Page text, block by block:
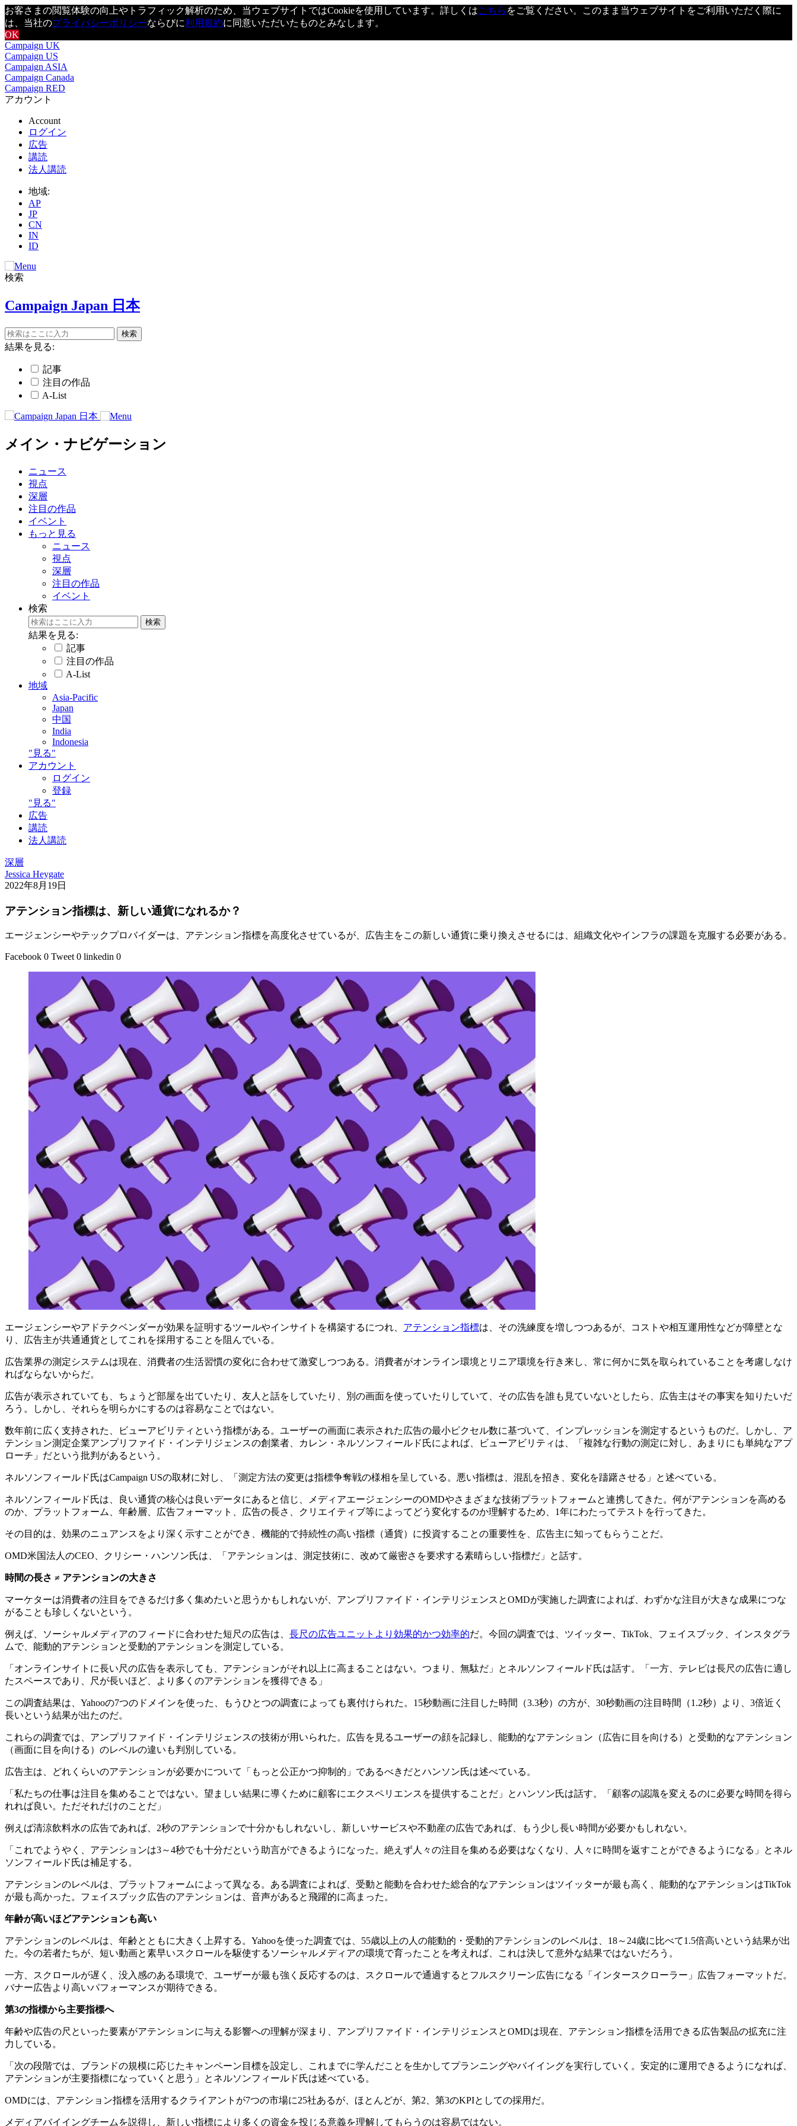
お客さまの閲覧体験の向上やトラフィック解析のため、当ウェブサイトではCookieを使用しています。詳しくはこちら をご覧ください。このまま当ウェブサイトをご利用いただく際に
は、当社のプライバシーポリシーならびに利用規約に同意いただいたものとみなします。
OK
Campaign UK
Campaign US
Campaign ASIA
Campaign Canada
Campaign RED
アカウント
Account
ログイン
広告
講読
法人講読
地域:
AP
JP
CN
IN
ID
検索
Campaign Japan 日本
結果を見る:
記事
注目の作品
A-List
メイン・ナビゲーション
ニュース
視点
深層
注目の作品
イベント
もっと見る
ニュース
視点
深層
注目の作品
イベント
検索
結果を見る:
記事
注目の作品
A-List
地域
Asia-Pacific
Japan
中国
India
Indonesia
"見る"
アカウント
ログイン
登録
"見る"
広告
講読
法人講読
深層
Jessica Heygate
2022年8月19日
アテンション指標は、新しい通貨になれるか？
エージェンシーやテックプロバイダーは、アテンション指標を高度化させているが、広告主をこの新しい通貨に乗り換えさせるには、組織文化やインフラの課題を克服する必要がある。
Facebook 0 Tweet 0 linkedin 0
エージェンシーやアドテクベンダーが効果を証明するツールやインサイトを構築するにつれ、 アテンション指標は、その洗練度を増しつつあるが、コストや相互運用性などが障壁とな
り、広告主が共通通貨としてこれを採用することを阻んでいる。
広告業界の測定システムは現在、消費者の生活習慣の変化に合わせて激変しつつある。消費者がオンライン環境とリニア環境を行き来し、常に何かに気を取られていることを考慮しなけ
ればならないからだ。
広告が表示されていても、ちょうど部屋を出ていたり、友人と話をしていたり、別の画面を使っていたりしていて、その広告を誰も見ていないとしたら、広告主はその事実を知りたいだ
ろう。しかし、それらを明らかにするのは容易なことではない。
数年前に広く支持された、ビューアビリティという指標がある。ユーザーの画面に表示された広告の最小ピクセル数に基づいて、インプレッションを測定するというものだ。しかし、ア
テンション測定企業アンプリファイド・インテリジェンスの創業者、カレン・ネルソンフィールド氏によれば、ビューアビリティは、「複雑な行動の測定に対し、あまりにも単純なアプ
ローチ」だという批判があるという。
ネルソンフィールド氏はCampaign USの取材に対し、「測定方法の変更は指標争奪戦の様相を呈している。悪い指標は、混乱を招き、変化を躊躇させる」と述べている。
ネルソンフィールド氏は、良い通貨の核心は良いデータにあると信じ、メディアエージェンシーのOMDやさまざまな技術プラットフォームと連携してきた。何がアテンションを高める
のか、プラットフォーム、年齢層、広告フォーマット、広告の長さ、クリエイティブ等によってどう変化するのか理解するため、1年にわたってテストを行ってきた。
その目的は、効果のニュアンスをより深く示すことができ、機能的で持続性の高い指標（通貨）に投資することの重要性を、広告主に知ってもらうことだ。
OMD米国法人のCEO、クリシー・ハンソン氏は、「アテンションは、測定技術に、改めて厳密さを要求する素晴らしい指標だ」と話す。
時間の長さ ≠ アテンションの大きさ
マーケターは消費者の注目をできるだけ多く集めたいと思うかもしれないが、アンプリファイド・インテリジェンスとOMDが実施した調査によれば、わずかな注目が大きな成果につな
がることも珍しくないという。
例えば、ソーシャルメディアのフィードに合わせた短尺の広告は、 長尺の広告ユニットより効果的かつ効率的だ。今回の調査では、ツイッター、TikTok、フェイスブック、インスタグラ
ムで、能動的アテンションと受動的アテンションを測定している。
「オンラインサイトに長い尺の広告を表示しても、アテンションがそれ以上に高まることはない。つまり、無駄だ」とネルソンフィールド氏は話す。「一方、テレビは長尺の広告に適し
たスペースであり、尺が長いほど、より多くのアテンションを獲得できる」
この調査結果は、Yahooの7つのドメインを使った、もうひとつの調査によっても裏付けられた。15秒動画に注目した時間（3.3秒）の方が、30秒動画の注目時間（1.2秒）より、3倍近く
長いという結果が出たのだ。
これらの調査では、アンプリファイド・インテリジェンスの技術が用いられた。広告を見るユーザーの顔を記録し、能動的なアテンション（広告に目を向ける）と受動的なアテンション
（画面に目を向ける）のレベルの違いも判別している。
広告主は、どれくらいのアテンションが必要かについて「もっと公正かつ抑制的」であるべきだとハンソン氏は述べている。
「私たちの仕事は注目を集めることではない。望ましい結果に導くために顧客にエクスペリエンスを提供することだ」とハンソン氏は話す。「顧客の認識を変えるのに必要な時間を得ら
れれば良い。ただそれだけのことだ」
例えば清涼飲料水の広告であれば、2秒のアテンションで十分かもしれないし、新しいサービスや不動産の広告であれば、もう少し長い時間が必要かもしれない。
「これでようやく、アテンションは3～4秒でも十分だという助言ができるようになった。絶えず人々の注目を集める必要はなくなり、人々に時間を返すことができるようになる」とネル
ソンフィールド氏は補足する。
アテンションのレベルは、プラットフォームによって異なる。ある調査によれば、受動と能動を合わせた総合的なアテンションはツイッターが最も高く、能動的なアテンションはTikTok
が最も高かった。フェイスブック広告のアテンションは、音声があると飛躍的に高まった。
年齢が高いほどアテンションも高い
アテンションのレベルは、年齢とともに大きく上昇する。Yahooを使った調査では、55歳以上の人の能動的・受動的アテンションのレベルは、18～24歳に比べて1.5倍高いという結果が出
た。今の若者たちが、短い動画と素早いスクロールを駆使するソーシャルメディアの環境で育ったことを考えれば、これは決して意外な結果ではないだろう。
一方、スクロールが遅く、没入感のある環境で、ユーザーが最も強く反応するのは、スクロールで通過するとフルスクリーン広告になる「インタースクローラー」広告フォーマットだ。
バナー広告より高いパフォーマンスが期待できる。
第3の指標から主要指標へ
年齢や広告の尺といった要素がアテンションに与える影響への理解が深まり、アンプリファイド・インテリジェンスとOMDは現在、アテンション指標を活用できる広告製品の拡充に注
力している。
「次の段階では、ブランドの規模に応じたキャンペーン目標を設定し、これまでに学んだことを生かしてプランニングやバイイングを実行していく。安定的に運用できるようになれば、
アテンションが主要指標になっていくと思う」とネルソンフィールド氏は述べている。
OMDには、アテンション指標を活用するクライアントが7つの市場に25社あるが、ほとんどが、第2、第3のKPIとしての採用だ。
メディアバイイングチームを説得し、新しい指標により多くの資金を投じる意義を理解してもらうのは容易ではない。